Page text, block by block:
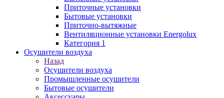
Приточные установки
Бытовые установки
Приточно-вытяжные
Вентиляционные установки Energolux
Категория 1
Осушители воздуха
Назад
Осушители воздуха
Промышленные осушители
Бытовые осушители